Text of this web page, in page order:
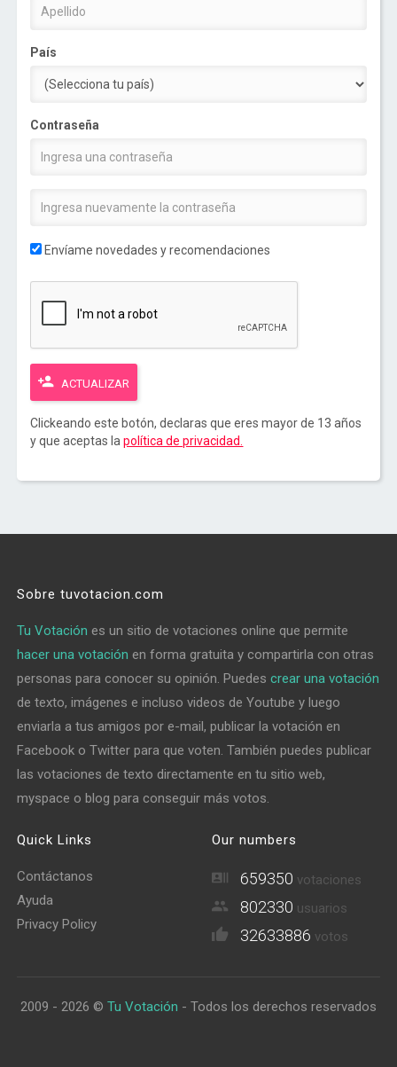
País
Contraseña
Envíame novedades y recomendaciones
ACTUALIZAR
Clickeando este botón, declaras que eres mayor de 13 años
y que aceptas lapolítica de privacidad.
Sobre tuvotacion.com
Tu Votación es un sitio de votaciones online que permite
hacer una votación en forma gratuita y compartirla con otras
personas para conocer su opinión. Puedescrear una votación
de texto, imágenes e incluso videos de Youtube y luego
enviarla a tus amigos por e-mail, publicar la votación en
Facebook o Twitter para que voten. También puedes publicar
las votaciones de texto directamente en tu sitio web,
myspace o blog para conseguir más votos.
Quick Links
Contáctanos
Ayuda
Privacy Policy
Our numbers
659350 votaciones
802330 usuarios
32633886 votos
2009 - 2026 © Tu Votación - Todos los derechos reservados